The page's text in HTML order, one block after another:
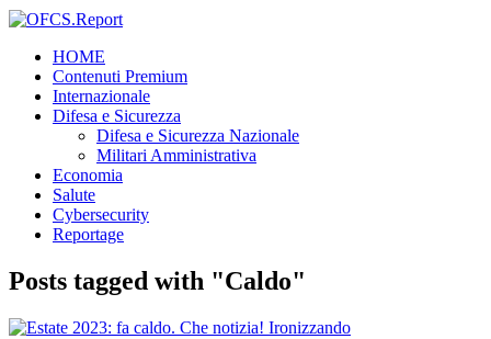
HOME
Contenuti Premium
Internazionale
Difesa e Sicurezza
Difesa e Sicurezza Nazionale
Militari Amministrativa
Economia
Salute
Cybersecurity
Reportage
Posts tagged with "Caldo"
Ironizzando